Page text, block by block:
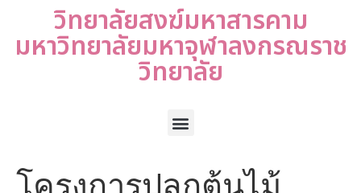
วิทยาลัยสงฆ์มหาสารคาม
มหาวิทยาลัยมหาจุฬาลงกรณราช
วิทยาลัย